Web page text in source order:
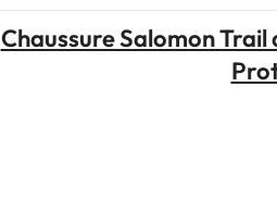
Chaussure Salomon